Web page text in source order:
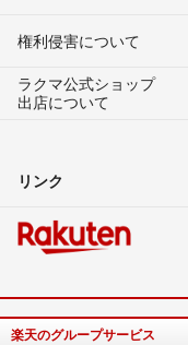
権利侵害について
ラクマ公式ショップ
出店について
リンク
楽天のグループサービス